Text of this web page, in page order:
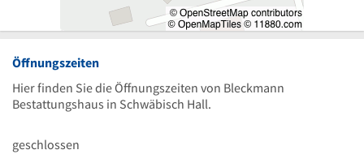
Öffnungszeiten
Hier finden Sie die Öffnungszeiten von Bleckmann
Bestattungshaus in Schwäbisch Hall.
geschlossen